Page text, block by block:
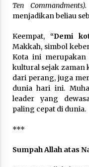
Ten Commandments).
menjadikan beliau
Keempat, “Demi
Makkah, simbol
Kota ini merupakan
kultural sejak zaman
dari perang, juga
dunia hari ini.
leader yang
paling cepat di dunia.
***
Sumpah Allah atas